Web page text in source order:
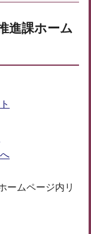
進課ホーム
ームページ内リ